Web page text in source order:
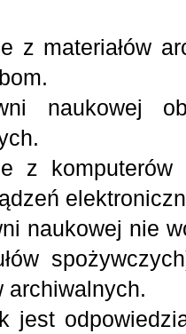
z materiałów
naukowej
z
naukowej nie
archiwalnych.
jest